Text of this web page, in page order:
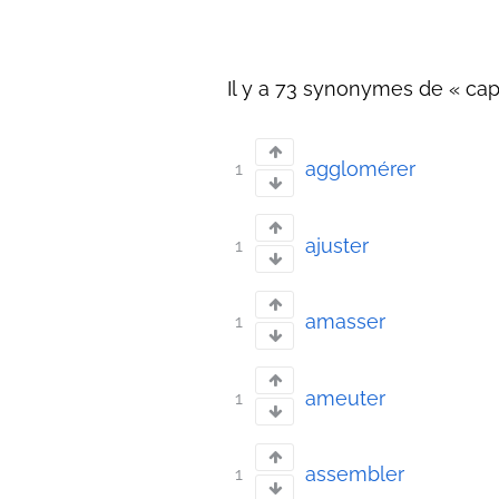
Il y a 73 synonymes de «
1 agglomérer
1 ajuster
1 amasser
1 ameuter
1 assembler